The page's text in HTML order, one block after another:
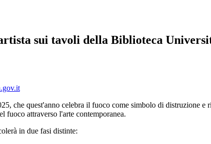
sui tavoli della Biblioteca
che quest'anno celebra il fuoco come simbolo di distruzione
fuoco attraverso l'arte contemporanea.
in due fasi distinte: